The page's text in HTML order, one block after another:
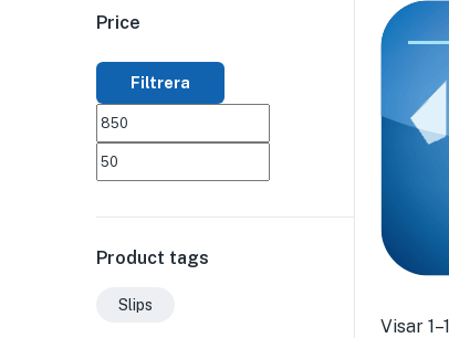
Visar
Price
Filtrera
Product tags
Slips